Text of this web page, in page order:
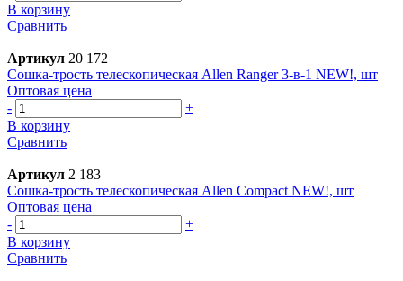
В корзину
Сравнить
Артикул 20 172
Сошка-трость телескопическая Allen Ranger 3-в-1 NEW!, шт
Оптовая цена
-
+
В корзину
Сравнить
Артикул 2 183
Сошка-трость телескопическая Allen Compact NEW!, шт
Оптовая цена
-
+
В корзину
Сравнить